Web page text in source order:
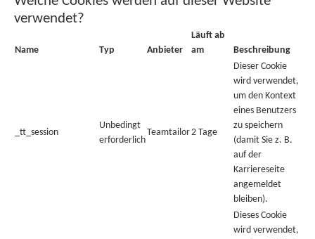
verwendet?
Name Typ Anbieter
Läuft ab
am
Beschreibung
_tt_session
Unbedingt
erforderlich
Teamtailor2 Tage
Dieser Cookie
wird verwendet,
um den Kontext
eines Benutzers
zu speichern
(damit Sie z. B.
auf der
Karriereseite
angemeldet
bleiben).
Dieses Cookie
wird verwendet,